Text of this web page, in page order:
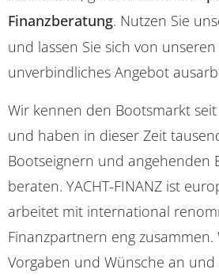
Finanzberatung. Nutzen Sie
und lassen Sie sich von
unverbindliches Angebot
Wir kennen den Bootsmarkt
und haben in dieser Zeit
Bootseignern und angehenden
beraten. YACHT-FINANZ ist
arbeitet mit international
Finanzpartnern eng
Vorgaben und Wünsche an